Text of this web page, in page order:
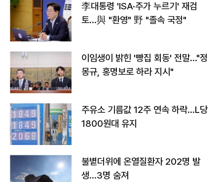
李대통령 'ISA·주가 누르기' 재검
토…與 "환영" 野 "졸속 국정"
이임생이 밝힌 '빵집 회동' 전말…"정
몽규, 홍명보로 하라 지시"
주유소 기름값 12주 연속 하락…L당
1800원대 유지
불볕더위에 온열질환자 202명 발
생…3명 숨져